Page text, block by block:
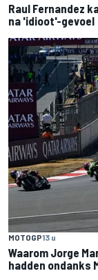
Raul Fernandez
na 'idioot'-gevoel
MOTOGP13 u
Waarom Jorge
hadden ondanks